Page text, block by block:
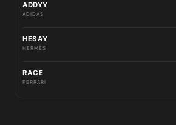
ADDYY
ADIDAS
HESAY
HERMÈS
RACE
FERRARI